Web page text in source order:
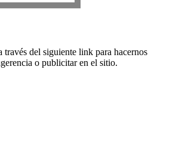
través del siguiente link para hacernos
o publicitar en el sitio.